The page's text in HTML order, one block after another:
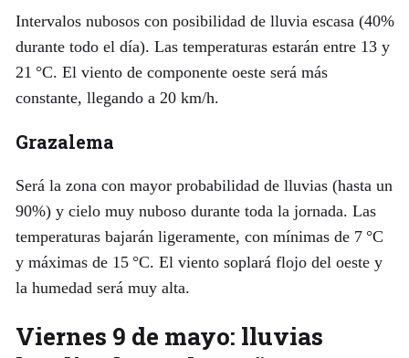
Intervalos nubosos con posibilidad de lluvia escasa (40%
durante todo el día). Las temperaturas estarán entre 13 y
21 °C. El viento de componente oeste será más
constante, llegando a 20 km/h.
Grazalema
Será la zona con mayor probabilidad de lluvias (hasta un
90%) y cielo muy nuboso durante toda la jornada. Las
temperaturas bajarán ligeramente, con mínimas de 7 °C
y máximas de 15 °C. El viento soplará flojo del oeste y
la humedad será muy alta.
Viernes 9 de mayo: lluvias